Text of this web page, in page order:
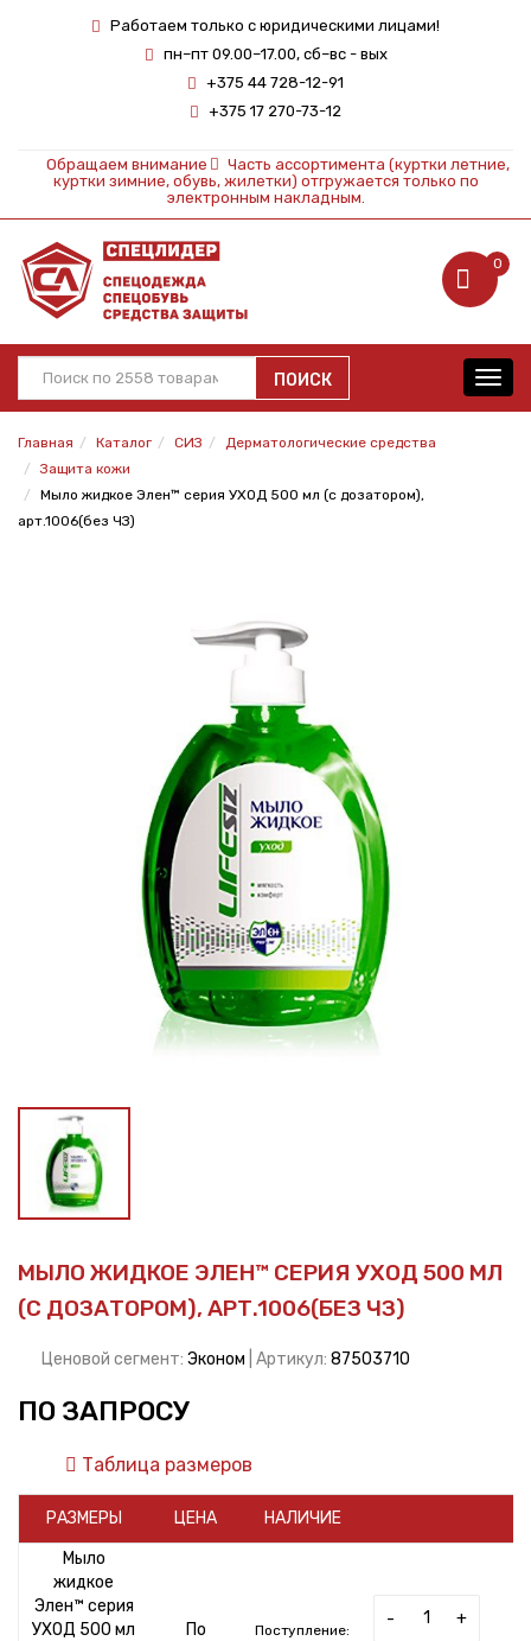
Работаем только с юридическими лицами!
пн–пт 09.00–17.00, сб–вс - вых
+375 44 728-12-91
+375 17 270-73-12
Обращаем внимание
Часть ассортимента (куртки летние,
куртки зимние, обувь, жилетки) отгружается только по
электронным накладным.
0
ПОИСК
Главная Каталог СИЗ
Дерматологические средства
Защита кожи
Мыло жидкое Элен™ серия УХОД 500 мл (с дозатором),
арт.1006(без ЧЗ)
МЫЛО ЖИДКОЕ ЭЛЕН™ СЕРИЯ УХОД 500 МЛ
(С ДОЗАТОРОМ), АРТ.1006(БЕЗ ЧЗ)
Ценовой сегмент: Эконом | Артикул: 87503710
ПО ЗАПРОСУ
Таблица размеров
РАЗМЕРЫ ЦЕНА
НАЛИЧИЕ
Мыло
жидкое
Элен™ серия
УХОД 500 мл
По
Поступление:
- +